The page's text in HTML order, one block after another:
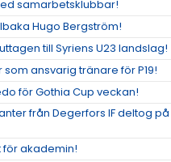
samarbetsklubbar!
Hugo Bergström!
till Syriens U23 landslag!
som ansvarig tränare för P19!
för Gothia Cup veckan!
från Degerfors IF deltog på
akademin!